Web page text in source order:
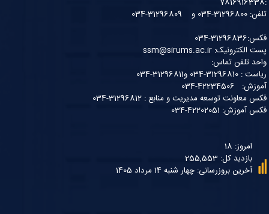
تلفن: 31296800-034 و 31296809-034
فکس:31296836-034
پست الکترونیک: ssm@sirums.ac.ir
واحد تلفن تماس:
ریاست : 31296810-034 و31296811-034
آموزش: 42234506-034
فکس معاونت توسعه مدیریت و منابع : 31296812-034
فکس آموزش: 42202051-034
امروز: 18
بازدید کل: 255,553
آخرین بروزرسانی: چهار شنبه 14 مرداد 1405